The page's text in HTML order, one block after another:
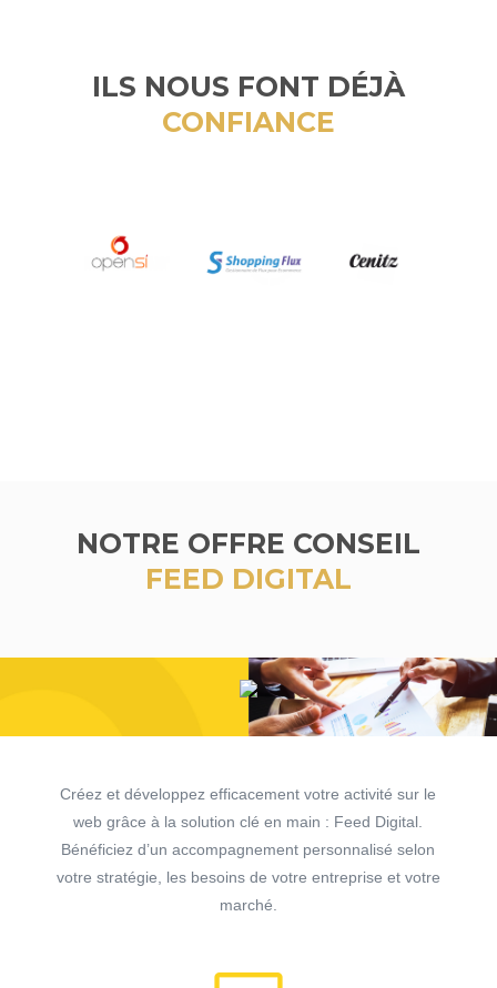
ILS NOUS FONT DÉJÀ
CONFIANCE
NOTRE OFFRE CONSEIL
FEED DIGITAL
Créez et développez efficacement votre activité sur le
web grâce à la solution clé en main : Feed Digital.
Bénéficiez d’un accompagnement personnalisé selon
votre stratégie, les besoins de votre entreprise et votre
marché.